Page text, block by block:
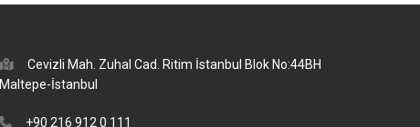
Cevizli Mah. Zuhal Cad. Ritim İstanbul Blok No:44BH
Maltepe-İstanbul
+90 216 912 0 111